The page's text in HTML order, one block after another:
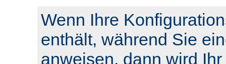
Wenn Ihre
enthält, während Sie
anweisen, dann wird